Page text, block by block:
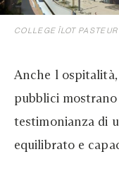
COLLEGE ÎLOT PASTEUR
Anche l
pubblici
testimonianza di
equilibrato e